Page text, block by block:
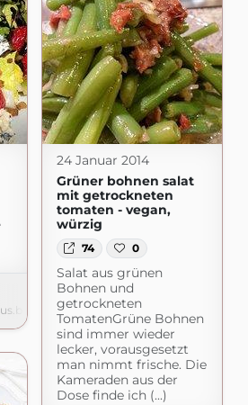
24 Januar 2014
Grüner bohnen salat
mit getrockneten
tomaten - vegan,
würzig
74 0
Salat aus grünen
Bohnen und
getrockneten
TomatenGrüne Bohnen
sind immer wieder
lecker, vorausgesetzt
man nimmt frische. Die
Kameraden aus der
Dose finde ich (...)